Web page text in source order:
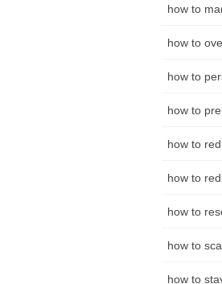
how to
how to
how to
how to
how to
how to
how to
how to
how to